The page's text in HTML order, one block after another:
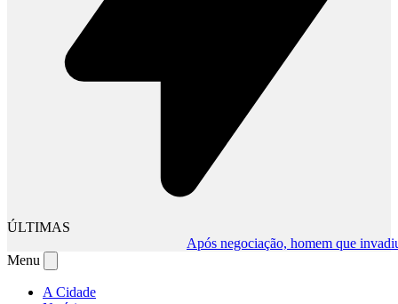
ÚLTIMAS
Após negociação, homem que invadiu
Menu
A Cidade